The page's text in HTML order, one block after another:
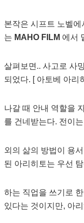
본작은 시프트 노벨에
는 MAHO FILM 에서
살펴보면.. 사고로 사
되었다. [ 아토베 아리
나갈 때 안내 역할을
를 건네받는다. 전이
외의 삶의 방법이 용
된 아리히토는 우선
하는 직업을 쓰기로
있다는 것이지만, 아